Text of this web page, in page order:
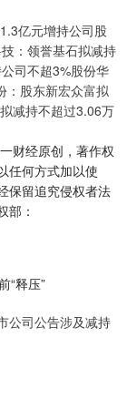
亿元增持公司股
：领誉基石拟减持
司不超3%股份华
：股东新宏众富拟
减持不超过3.06万
财经原创，著作权
任何方式加以使
保留追究侵权者法
部：
“释压”
公司公告涉及减持